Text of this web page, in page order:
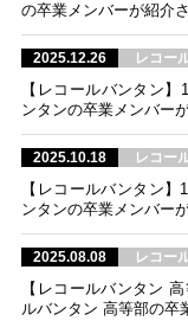
の卒業メンバーが紹介
2025.12.26 レコー
【レコールバンタン
ンタンの卒業メンバー
2025.10.18 レコー
【レコールバンタン
ンタンの卒業メンバー
2025.08.08 レコー
【レコールバンタン
ルバンタン 高等部の卒